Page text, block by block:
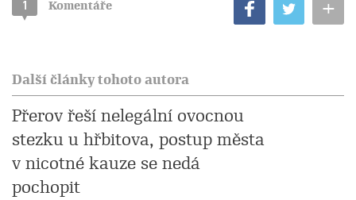
1 Komentáře +
Další články tohoto autora
Přerov řeší nelegální ovocnou
stezku u hřbitova, postup města
v nicotné kauze se nedá
pochopit